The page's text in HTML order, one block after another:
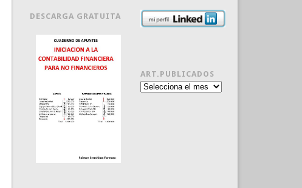
DESCARGA GRATUITA
ART.PUBLICADOS
Art.publicados